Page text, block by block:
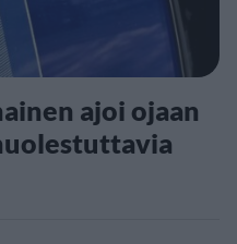
ajoi ojaan